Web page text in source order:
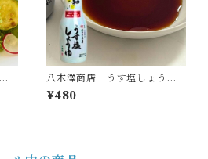
八木澤商店 うす塩しょう
ゆ 和のこころ 200ml
¥480